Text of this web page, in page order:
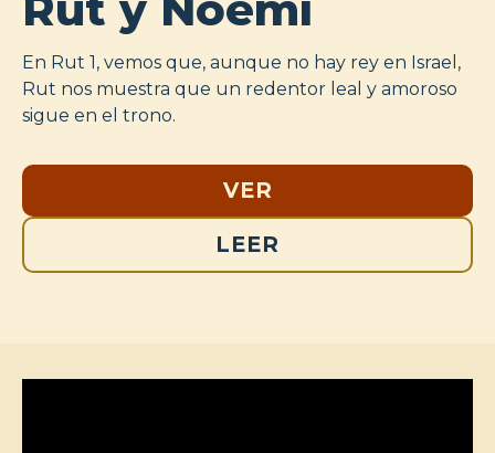
En Rut 1 , vemos que, aunque no hay rey en Israel,
Rut nos muestra que un redentor leal y amoroso
sigue en el trono.
VER
LEER